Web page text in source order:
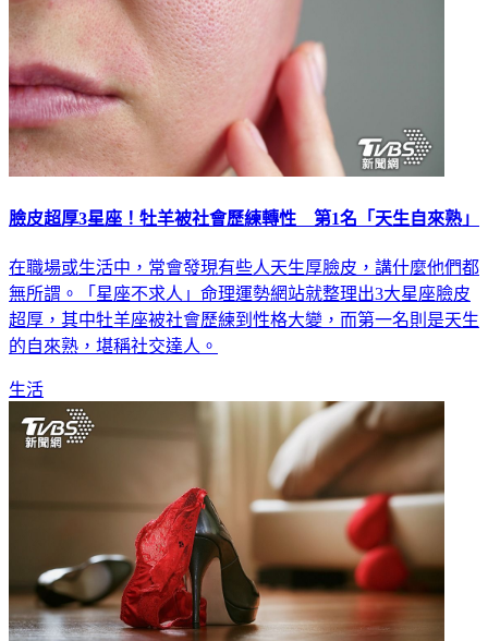
臉皮超厚3星座！牡羊被社會歷練轉性 第1名「天生自來熟」
在職場或生活中，常會發現有些人天生厚臉皮，講什麼他們都
無所謂。「星座不求人」命理運勢網站就整理出3大星座臉皮
超厚，其中牡羊座被社會歷練到性格大變，而第一名則是天生
的自來熟，堪稱社交達人。
生活